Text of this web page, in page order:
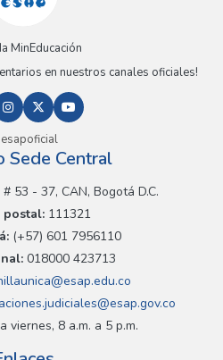
MinEducación
en nuestros canales oficiales!
Sede Central
53 - 37, CAN, Bogotá D.C.
postal: 111321
(+57) 601 7956110
018000 423713
viernes, 8 a.m. a 5 p.m.